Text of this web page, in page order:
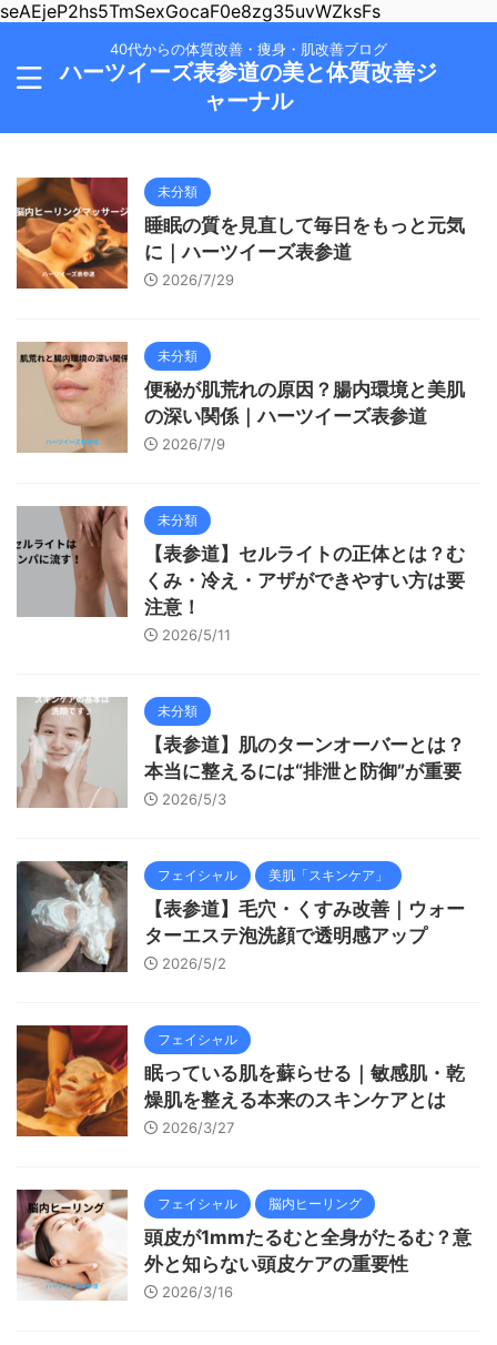
seAEjeP2hs5TmSexGocaF0e8zg35uvWZksFs
40代からの体質改善・痩身・肌改善ブログ
ハーツイーズ表参道の美と体質改善ジ
ャーナル
未分類
睡眠の質を見直して毎日をもっと元気
に｜ハーツイーズ表参道
2026/7/29
未分類
便秘が肌荒れの原因？腸内環境と美肌
の深い関係｜ハーツイーズ表参道
2026/7/9
未分類
【表参道】セルライトの正体とは？む
くみ・冷え・アザができやすい方は要
注意！
2026/5/11
未分類
【表参道】肌のターンオーバーとは？
本当に整えるには“排泄と防御”が重要
2026/5/3
フェイシャル 美肌「スキンケア」
【表参道】毛穴・くすみ改善｜ウォー
ターエステ泡洗顔で透明感アップ
2026/5/2
フェイシャル
眠っている肌を蘇らせる｜敏感肌・乾
燥肌を整える本来のスキンケアとは
2026/3/27
フェイシャル 脳内ヒーリング
頭皮が1mmたるむと全身がたるむ？意
外と知らない頭皮ケアの重要性
2026/3/16